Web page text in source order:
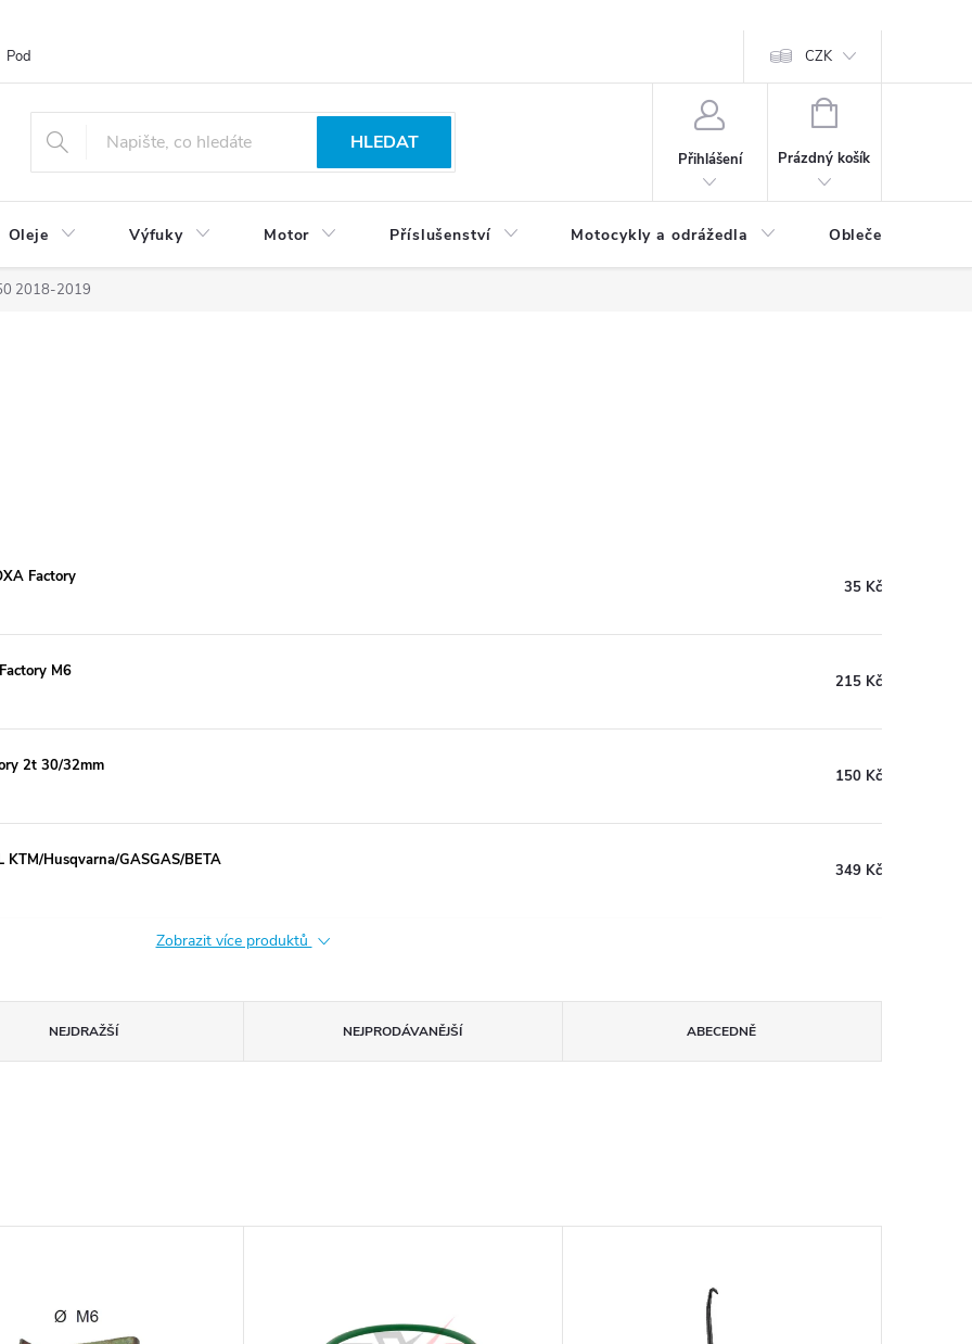
Podmínky ochrany osobních údajů CZK
HLEDAT
Přihlášení
NÁKUPNÍ
Prázdný košík
Oleje Výfuky Motor Příslušenství Motocykly a odrážedla Oblečení a
2018-2019
Factory
35 Kč
M6
215 Kč
2t 30/32mm
150 Kč
Husqvarna/GASGAS/BETA
349 Kč
Zobrazit více produktů
NEJDRAŽŠÍ NEJPRODÁVANĚJŠÍ ABECEDNĚ